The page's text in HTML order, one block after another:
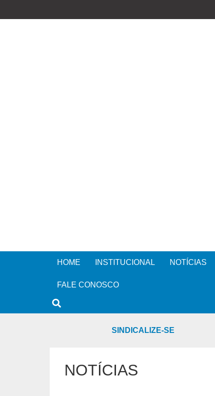
HOME INSTITUCIONAL NOTÍCIAS
FALE CONOSCO
SINDICALIZE-SE
NOTÍCIAS